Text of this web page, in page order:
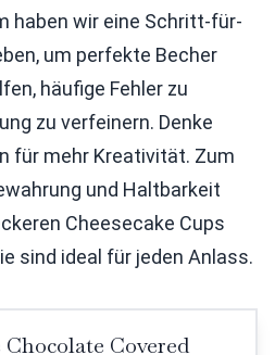
haben wir eine Schritt-für-
um perfekte Becher
häufige Fehler zu
zu verfeinern. Denke
für mehr Kreativität. Zum
und Haltbarkeit
Cheesecake Cups
sind ideal für jeden Anlass.
Covered